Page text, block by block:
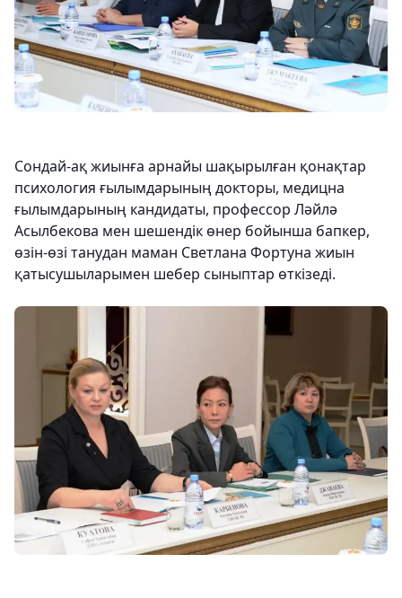
Сондай-ақ жиынға арнайы шақырылған қонақтар
психология ғылымдарының докторы, медицна
ғылымдарының кандидаты, профессор Ләйлә
Асылбекова мен шешендік өнер бойынша бапкер,
өзін-өзі танудан маман Светлана Фортуна жиын
қатысушыларымен шебер сыныптар өткізеді.